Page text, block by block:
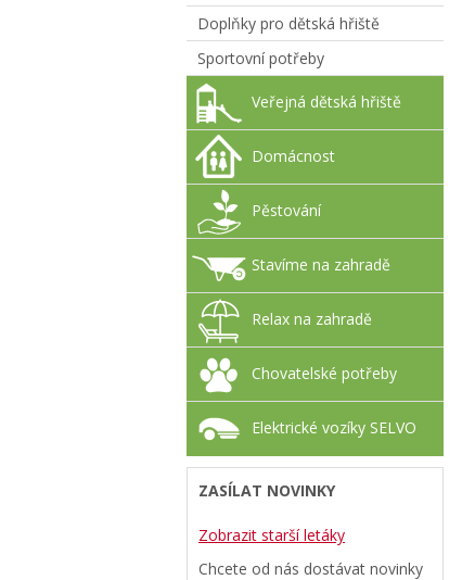
Doplňky pro dětská hřiště
Sportovní potřeby
Veřejná dětská hřiště
Domácnost
Pěstování
Stavíme na zahradě
Relax na zahradě
Chovatelské potřeby
Elektrické vozíky SELVO
ZASÍLAT NOVINKY
Zobrazit starší letáky
Chcete od nás dostávat novinky